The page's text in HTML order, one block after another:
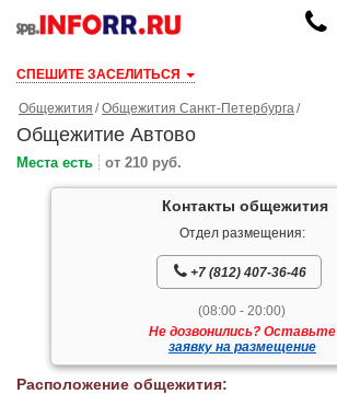
СПЕШИТЕ ЗАСЕЛИТЬСЯ
Общежития Общежития Санкт-Петербурга
Общежитие Автово
Места есть от 210 руб.
Контакты общежития
Отдел размещения:
+7 (812) 407-36-46
(08:00 - 20:00)
Не дозвонились? Оставьте
заявку на размещение
Расположение общежития: